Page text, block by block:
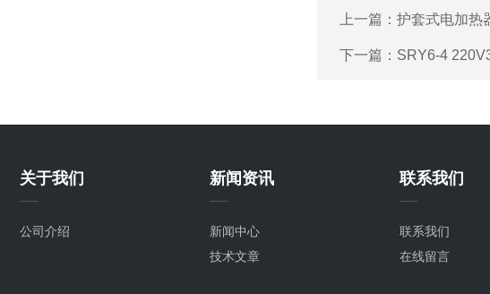
上一篇： 护套式电加热
下一篇： SRY6-4
关于我们
公司介绍
新闻资讯
新闻中心
技术文章
联系我们
联系我们
在线留言